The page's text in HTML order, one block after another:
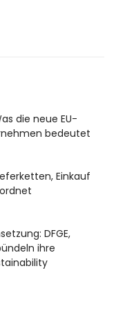
die neue EU-
bedeutet
Einkauf
DFGE,
ihre